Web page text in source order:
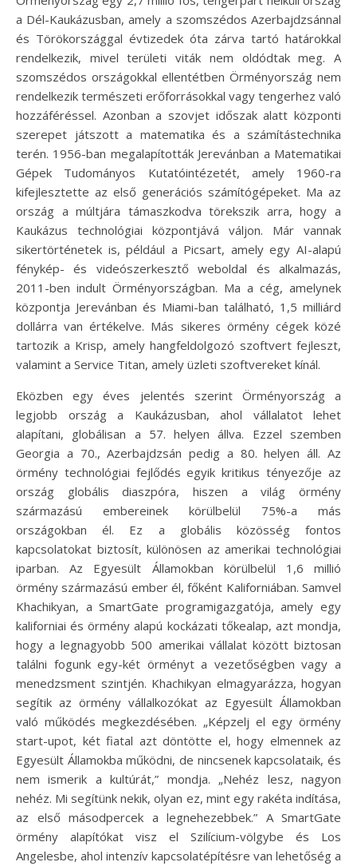
a Dél-Kaukázusban, amely a szomszédos Azerbajdzsánnal
és Törökországgal évtizedek óta zárva tartó határokkal
rendelkezik, mivel területi viták nem oldódtak meg. A
szomszédos országokkal ellentétben Örményország nem
rendelkezik természeti erőforrásokkal vagy tengerhez való
hozzáféréssel. Azonban a szovjet időszak alatt központi
szerepet játszott a matematika és a számítástechnika
terén. 1956-ban megalapították Jerevánban a Matematikai
Gépek Tudományos Kutatóintézetét, amely 1960-ra
kifejlesztette az első generációs számítógépeket. Ma az
ország a múltjára támaszkodva törekszik arra, hogy a
Kaukázus technológiai központjává váljon. Már vannak
sikertörténetek is, például a Picsart, amely egy AI-alapú
fénykép- és videószerkesztő weboldal és alkalmazás,
2011-ben indult Örményországban. Ma a cég, amelynek
központja Jerevánban és Miami-ban található, 1,5 milliárd
dollárra van értékelve. Más sikeres örmény cégek közé
tartozik a Krisp, amely hangfeldolgozó szoftvert fejleszt,
valamint a Service Titan, amely üzleti szoftvereket kínál.
Eközben egy éves jelentés szerint Örményország a
legjobb ország a Kaukázusban, ahol vállalatot lehet
alapítani, globálisan a 57. helyen állva. Ezzel szemben
Georgia a 70., Azerbajdzsán pedig a 80. helyen áll. Az
örmény technológiai fejlődés egyik kritikus tényezője az
ország globális diaszpóra, hiszen a világ örmény
származású embereinek körülbelül 75%-a más
országokban él. Ez a globális közösség fontos
kapcsolatokat biztosít, különösen az amerikai technológiai
iparban. Az Egyesült Államokban körülbelül 1,6 millió
örmény származású ember él, főként Kaliforniában. Samvel
Khachikyan, a SmartGate programigazgatója, amely egy
kaliforniai és örmény alapú kockázati tőkealap, azt mondja,
hogy a legnagyobb 500 amerikai vállalat között biztosan
találni fogunk egy-két örményt a vezetőségben vagy a
menedzsment szintjén. Khachikyan elmagyarázza, hogyan
segítik az örmény vállalkozókat az Egyesült Államokban
való működés megkezdésében. „Képzelj el egy örmény
start-upot, két fiatal azt döntötte el, hogy elmennek az
Egyesült Államokba működni, de nincsenek kapcsolataik, és
nem ismerik a kultúrát,” mondja. „Nehéz lesz, nagyon
nehéz. Mi segítünk nekik, olyan ez, mint egy rakéta indítása,
az első másodpercek a legnehezebbek.” A SmartGate
örmény alapítókat visz el Szilícium-völgybe és Los
Angelesbe, ahol intenzív kapcsolatépítésre van lehetőség a